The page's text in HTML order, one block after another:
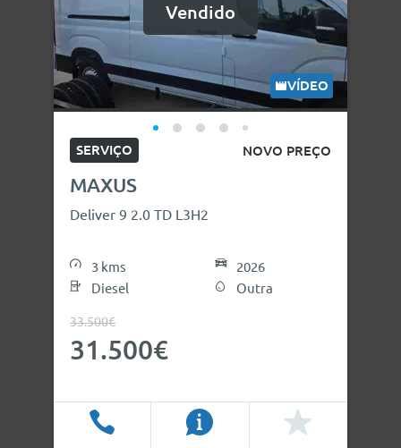
Vendido
VÍDEO
SERVIÇO NOVO PREÇO
MAXUS
Deliver 9 2.0 TD L3H2
3 kms
Diesel
2026
Outra
33.500€
31.500€